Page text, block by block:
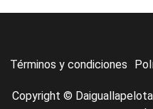
Términos y condiciones
Copyright ©